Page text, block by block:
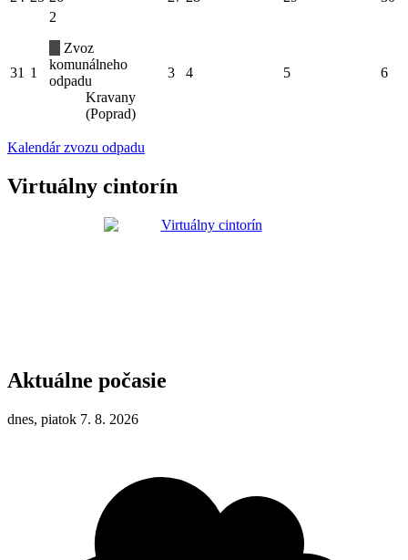
31 1
2
Zvoz
komunálneho
odpadu
Kravany
(Poprad)
3 4 5 6
Kalendár zvozu odpadu
Virtuálny cintorín
Aktuálne počasie
dnes, piatok 7. 8. 2026